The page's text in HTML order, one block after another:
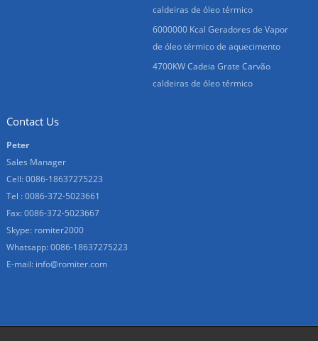
caldeiras de óleo térmico
6000000 Kcal Geradores de Vapor
de óleo térmico de aquecimento
4700KW Cadeia Grate Carvão
caldeiras de óleo térmico
Contact Us
Peter
Sales Manager
Cell: 0086-18637275223
Tel : 0086-372-5023661
Fax: 0086-372-5023667
Skype: romiter2000
Whatsapp:0086-18637275223
E-mail: info@romiter.com